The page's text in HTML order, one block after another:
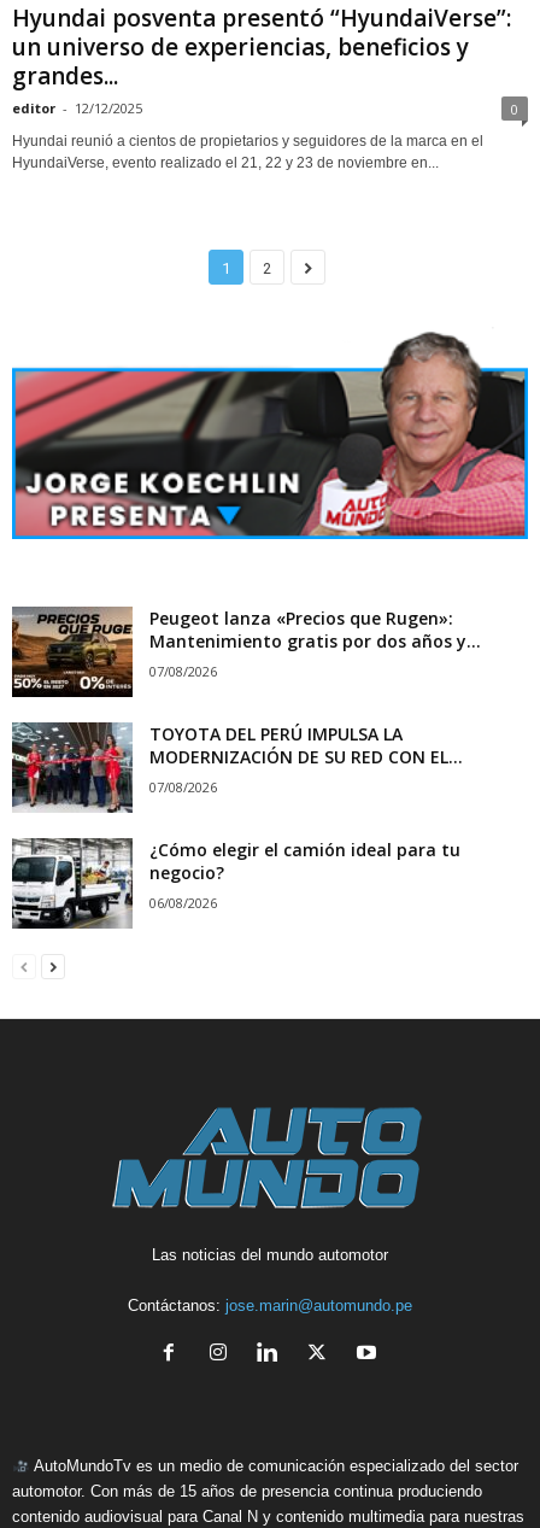
Hyundai posventa presentó “HyundaiVerse”:
un universo de experiencias, beneficios y
grandes...
editor - 12/12/2025 0
Hyundai reunió a cientos de propietarios y seguidores de la marca en el
HyundaiVerse, evento realizado el 21, 22 y 23 de noviembre en...
1 2
Peugeot lanza «Precios que Rugen»:
Mantenimiento gratis por dos años y...
07/08/2026
TOYOTA DEL PERÚ IMPULSA LA
MODERNIZACIÓN DE SU RED CON EL...
07/08/2026
¿Cómo elegir el camión ideal para tu
negocio?
06/08/2026
Las noticias del mundo automotor
Contáctanos: jose.marin@automundo.pe
AutoMundoTv es un medio de comunicación especializado del sector
automotor. Con más de 15 años de presencia continua produciendo
contenido audiovisual para Canal N y contenido multimedia para nuestras